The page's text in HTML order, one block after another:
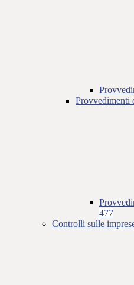
Provvedimenti
477
Controlli sulle